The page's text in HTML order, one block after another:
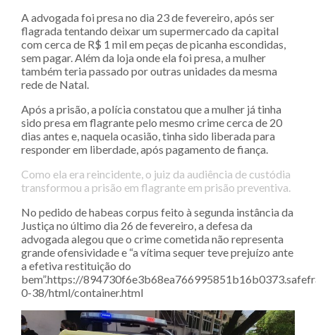
A advogada foi presa no dia 23 de fevereiro, após ser
flagrada tentando deixar um supermercado da capital
com cerca de R$ 1 mil em peças de picanha escondidas,
sem pagar. Além da loja onde ela foi presa, a mulher
também teria passado por outras unidades da mesma
rede de Natal.
Após a prisão, a polícia constatou que a mulher já tinha
sido presa em flagrante pelo mesmo crime cerca de 20
dias antes e, naquela ocasião, tinha sido liberada para
responder em liberdade, após pagamento de fiança.
Como ela era reincidente, o juiz da audiência de custódia
transformou a prisão em flagrante em prisão preventiva.
No pedido de habeas corpus feito à segunda instância da
Justiça no último dia 26 de fevereiro, a defesa da
advogada alegou que o crime cometida não representa
grande ofensividade e “a vítima sequer teve prejuízo ante
a efetiva restituição do
bem”.https://
0-38/html/container.html